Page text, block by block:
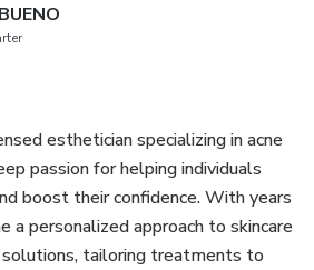
esthetician specializing in acne
passion for helping individuals
boost their confidence. With years
a personalized approach to skincare
tailoring treatments to